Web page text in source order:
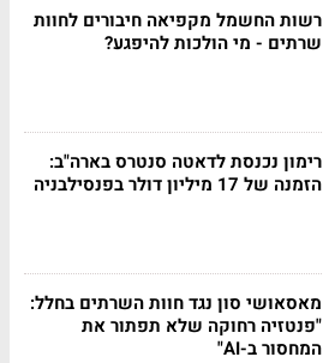
רשות החשמל מקפיאה חיבורים לחוות
שרתים - מי הולכות להיפגע?
רימון נכנסת לדאטה סנטרס בארה"ב:
הזמנה של 17 מיליון דולר בפנסילבניה
מאסאושי סון נגד חוות השרתים בחלל:
"פנטזיה רחוקה שלא תפתור את
המחסור ב-AI"